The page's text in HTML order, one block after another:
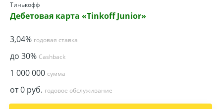
Тинькофф
Дебетовая карта «Tinkoff Junior»
3,04% годовая ставка
до 30% Cashback
1 000 000 сумма
от 0 руб. годовое обслуживание